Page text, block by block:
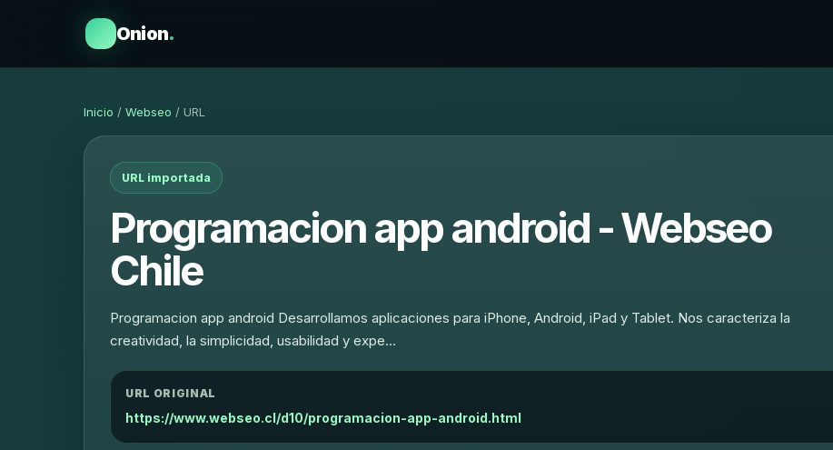
Onion.
Inicio / Webseo / URL
URL importada
Programacion app android - Webseo
Chile
Programacion app android Desarrollamos aplicaciones para iPhone, Android, iPad y Tablet. Nos caracteriza la
creatividad, la simplicidad, usabilidad y expe…
URL ORIGINAL
https://www.webseo.cl/d10/programacion-app-android.html